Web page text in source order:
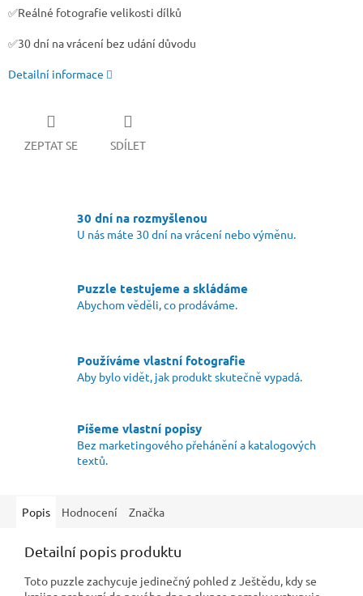
✅Reálné fotografie velikosti dílků
✅30 dní na vrácení bez udání důvodu
Detailní informace
ZEPTAT SE SDÍLET
30 dní na rozmyšlenou
U nás máte 30 dní na vrácení nebo výměnu.
Puzzle testujeme a skládáme
Abychom věděli, co prodáváme.
Používáme vlastní fotografie
Aby bylo vidět, jak produkt skutečně vypadá.
Píšeme vlastní popisy
Bez marketingového přehánění a katalogových
textů.
Popis Hodnocení Značka
Detailní popis produktu
Toto puzzle zachycuje jedinečný pohled z Ještědu, kdy se